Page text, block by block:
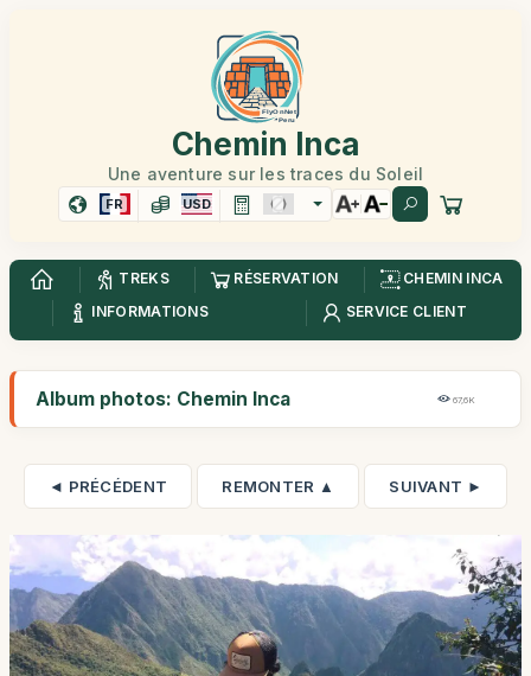
Chemin Inca
Une aventure sur les traces du Soleil
FR USD
TREKS RÉSERVATION
CHEMIN INCA
INFORMATIONS
SERVICE CLIENT
Album photos: Chemin Inca 67,6K
◄ PRÉCÉDENT REMONTER ▲ SUIVANT ►